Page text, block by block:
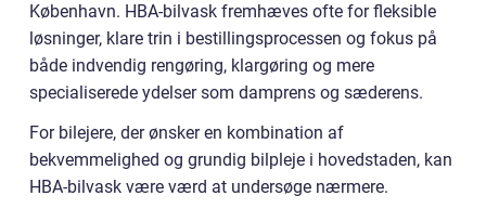
København. HBA-bilvask fremhæves ofte for fleksible
løsninger, klare trin i bestillingsprocessen og fokus på
både indvendig rengøring, klargøring og mere
specialiserede ydelser som damprens og sæderens.
For bilejere, der ønsker en kombination af
bekvemmelighed og grundig bilpleje i hovedstaden, kan
HBA-bilvask være værd at undersøge nærmere.